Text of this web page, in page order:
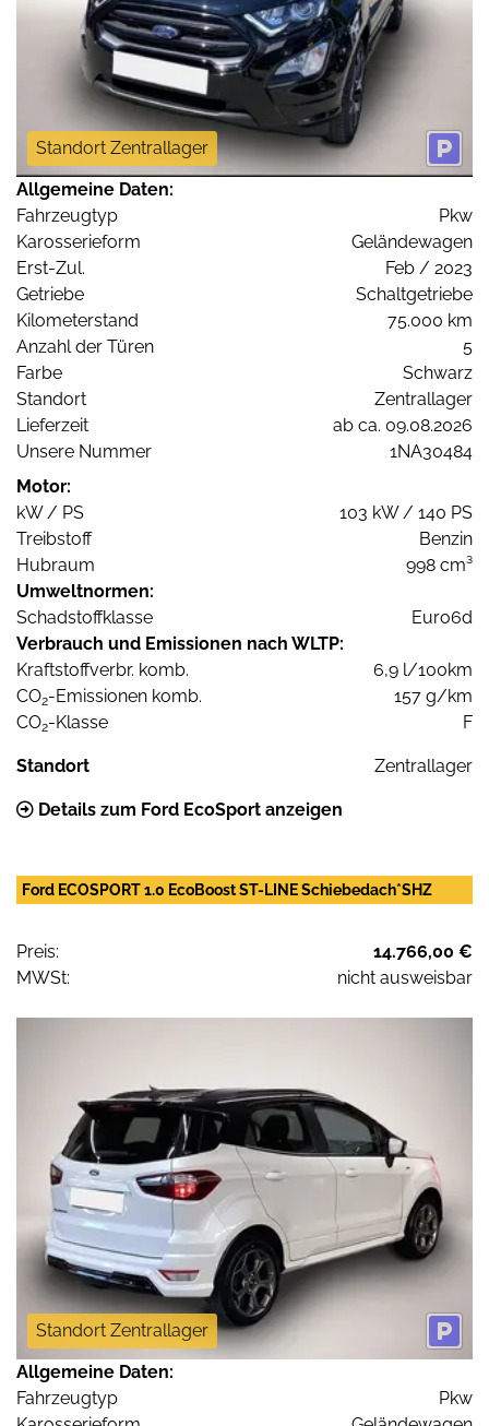
Standort Zentrallager
Allgemeine Daten:
Fahrzeugtyp
Pkw
Karosserieform
Geländewagen
Erst-Zul.
Feb / 2023
Getriebe
Schaltgetriebe
Kilometerstand
75.000 km
Anzahl der Türen
5
Farbe
Schwarz
Standort
Zentrallager
Lieferzeit
ab ca. 09.08.2026
Unsere Nummer
1NA30484
Motor:
kW / PS
103 kW / 140 PS
Treibstoff
Benzin
Hubraum
998 cm³
Umweltnormen:
Schadstoffklasse
Euro6d
Verbrauch und Emissionen nach WLTP:
Kraftstoffverbr. komb.
6,9 l/100km
CO2-Emissionen komb.
157 g/km
CO2-Klasse F
Standort Zentrallager
Details zum Ford EcoSport anzeigen
Ford ECOSPORT 1.0 EcoBoost ST-LINE Schiebedach*SHZ
Preis:
14.766,00 €
MWSt:
nicht ausweisbar
Standort Zentrallager
Allgemeine Daten:
Fahrzeugtyp
Pkw